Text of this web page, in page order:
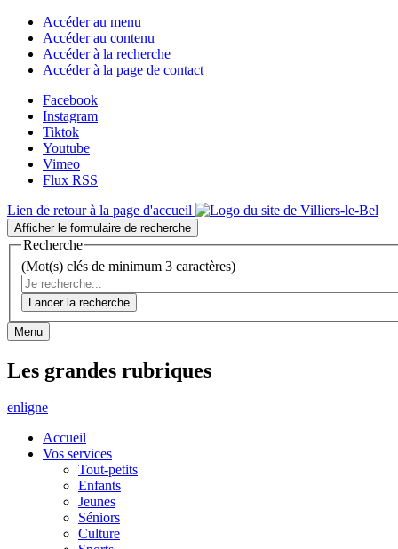
Accéder au menu
Accéder au contenu
Accéder à la recherche
Accéder à la page de contact
Facebook
Instagram
Tiktok
Youtube
Vimeo
Flux RSS
Lien de retour à la page d'accueil
Afficher le formulaire de recherche
Recherche
(Mot(s) clés de minimum 3 caractères)
Lancer la recherche
Menu
Les grandes rubriques
enligne
Accueil
Vos services
Tout-petits
Enfants
Jeunes
Séniors
Culture